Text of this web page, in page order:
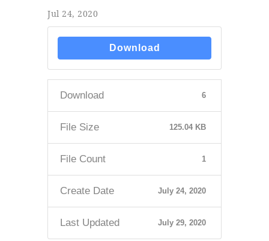
Jul 24, 2020
Download
Download 6
File Size 125.04 KB
File Count 1
Create Date July 24, 2020
Last Updated July 29, 2020